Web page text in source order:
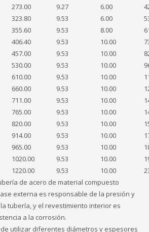
273.00 9.27 6.00
323.80 9.53 6.00
355.60 9.53 8.00
406.40 9.53 10.00
457.00 9.53 10.00
530.00 9.53 10.00
610.00 9.53 10.00
660.00 9.53 10.00
711.00 9.53 10.00
765.00 9.53 10.00
820.00 9.53 10.00
914.00 9.53 10.00
965.00 9.53 10.00
1020.00 9.53 10.00
1220.00 9.53 10.00
de acero de material compuesto
externa es responsable de la presión y
tubería, y el revestimiento interior es
a la corrosión.
utilizar diferentes diámetros y espesores